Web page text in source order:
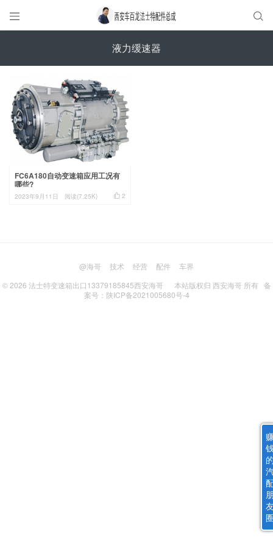
 
液力缓速器
FC6A180自动变速箱应用工况有
哪些?
 2
2023年9月11日 阅读(7.25K)
@海哥 技术 经营 配件
车界
© 2026 法士特变速箱出口13379185845西安海哥 本站版权归 西安海哥 所有 备
案号：陕ICP备2021005680号-4